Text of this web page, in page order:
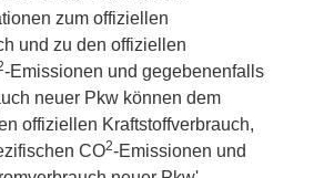
zum offiziellen
und zu den offiziellen
-Emissionen und gegebenenfalls
neuer Pkw können dem
offiziellen Kraftstoffverbrauch,
CO2-Emissionen und